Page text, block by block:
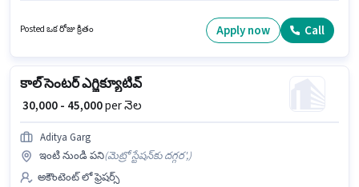
తరగతి పాస్ డిగ్రీ/సర్టిఫికెట్ కలిగి ఉండాలి. ఈ ఉద్యోగానికి దరఖాస్తు చేయాలనుకునే
Posted ఒక రోజు క్రితం Apply now Call
కాల్ సెంటర్ ఎగ్జిక్యూటివ్
₹ 30,000 - 45,000per నెల
Aditya Garg
ఇంటి నుండి పని(మెట్రో స్టేషన్‌కు దగ్గర',)
అకౌంటెంట్ లో ఫ్రెషర్స్